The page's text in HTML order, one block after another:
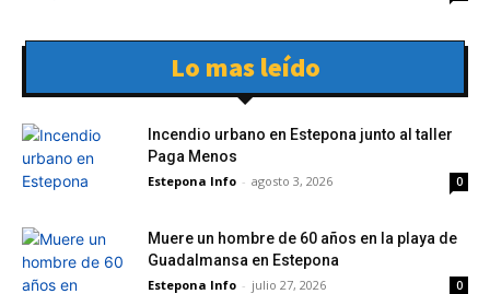
Lo mas leído
Incendio urbano en Estepona junto al taller
Paga Menos
Estepona Info - agosto 3, 2026 0
Muere un hombre de 60 años en la playa de
Guadalmansa en Estepona
Estepona Info - julio 27, 2026 0